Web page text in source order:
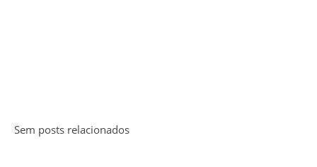
Sem posts relacionados